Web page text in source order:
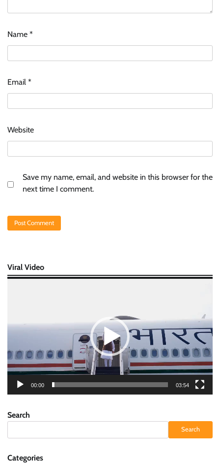
Name *
Email *
Website
Save my name, email, and website in this browser for the
next time I comment.
Viral Video
00:00 03:54
Search
Search
Categories